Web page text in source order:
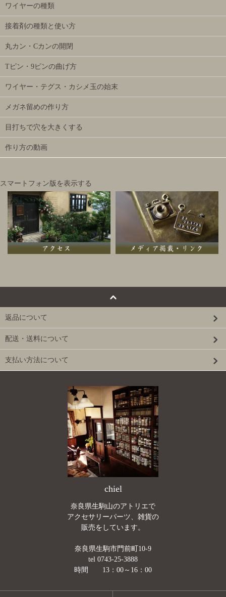
ワイヤーの種類
接着剤の種類と使い方
丸カン・Cカンの開閉
Tピン・9ピンの曲げ方
ワイヤー・テグス・カシメ玉の始末
メガネ留めの作り方
目打ちで穴を大きくする
作り方の動画
スマートフォン版を表示する
返品について
配送・送料について
支払い方法について
chiel
奈良県生駒山のアトリエで
アクセサリーパーツ、雑貨の
販売をしています。
奈良県生駒市門前町10-9
tel 0743-25-3888
時間 13：00～16：00